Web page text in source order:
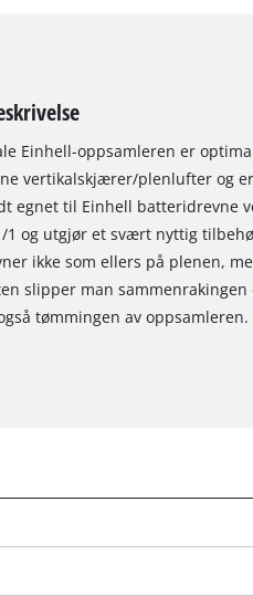
Einhell-oppsamleren er
vertikalskjærer/plenlufter og
egnet til Einhell batteridrevne
1 og utgjør et svært nyttig
ikke som ellers på plenen,
slipper man
tømmingen av oppsamleren.